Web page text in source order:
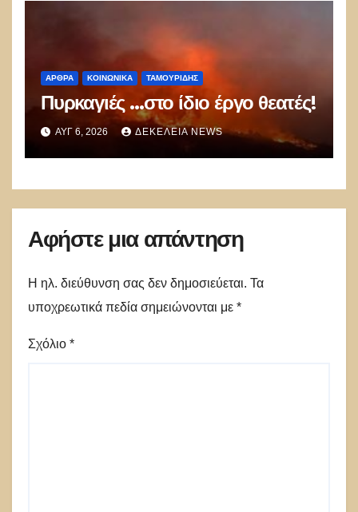
ΑΡΘΡΑ ΚΟΙΝΩΝΙΚΑ ΤΑΜΟΥΡΊΔΗΣ
Πυρκαγιές …στο ίδιο έργο θεατές!
ΑΥΓ 6, 2026 ΔΕΚΈΛΕΙΑ NEWS
Αφήστε μια απάντηση
Η ηλ. διεύθυνση σας δεν δημοσιεύεται. Τα
υποχρεωτικά πεδία σημειώνονται με *
Σχόλιο *